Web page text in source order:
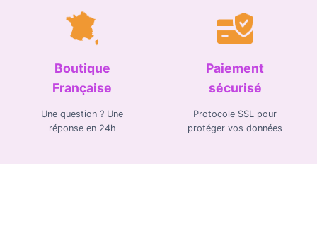
Boutique
Française
Une question ? Une
réponse en 24h
Paiement
sécurisé
Protocole SSL pour
protéger vos données